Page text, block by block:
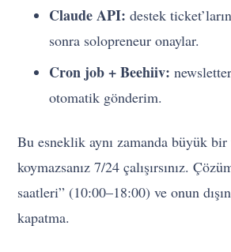
Claude API: destek
sonra solopreneur onaylar.
Cron job + Beehiiv:
otomatik gönderim.
Bu esneklik aynı zamanda büyük bir
koymazsanız 7/24 çalışırsınız.
saatleri” (10:00–18:00) ve onun
kapatma.